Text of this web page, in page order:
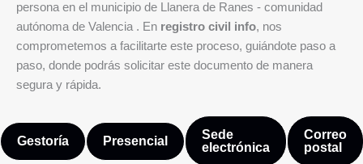
persona en el municipio de Llanera de Ranes - comunidad
autónoma de Valencia . En registro civil info, nos
comprometemos a facilitarte este proceso, guiándote paso a
paso, donde podrás solicitar este documento de manera
segura y rápida.
Gestoría Presencial
Sede
electrónica
Correo
postal